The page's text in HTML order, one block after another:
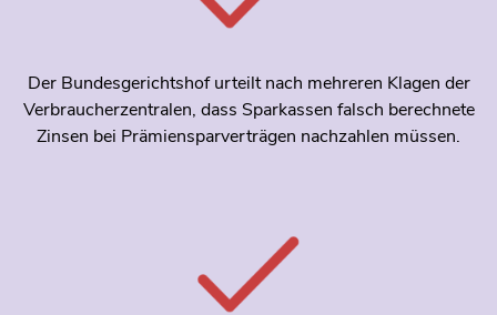
Der Bundesgerichtshof urteilt nach mehreren Klagen der
Verbraucherzentralen, dass Sparkassen falsch berechnete
Zinsen bei Prämiensparverträgen nachzahlen müssen.